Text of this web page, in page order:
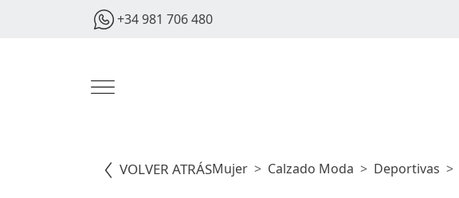
+34 981 706 480
VOLVER ATRÁSMujer Calzado Moda Deportivas